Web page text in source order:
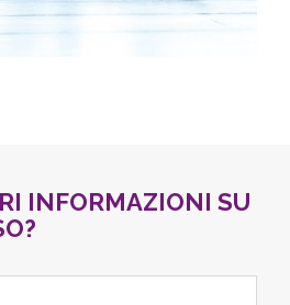
INFORMAZIONI SU